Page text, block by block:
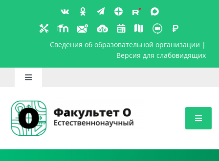
Сведения об образовательной
Toggle
Школьникам
Абитуриентам